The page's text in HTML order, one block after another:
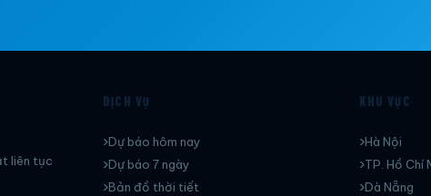
liên tục
DỊCH VỤ
Dự báo hôm nay
Dự báo 7 ngày
Bản đồ thời tiết
KHU VỰC
Hà Nội
TP. Hồ Chí
Dà Nẵng